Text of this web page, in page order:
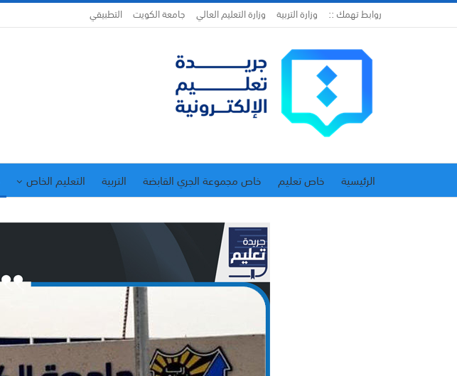
روابط تهمك :: وزارة التربية وزارة التعليم العالي جامعة الكويت التطبيقي
الرئيسية خاص تعليم خاص مجموعة الجري القابضة التربية التعليم الخاص